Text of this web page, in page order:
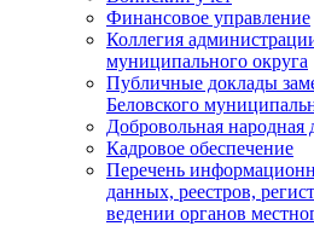
Финансовое управление
Коллегия
муниципального округа
Публичные доклады
Беловского
Добровольная народная
Кадровое обеспечение
Перечень
данных, реестров,
ведении органов